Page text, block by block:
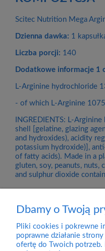
Scitec Nutrition Mega
Dzienna dawka: 1
Liczba porcji: 140
Dodatkowe informacje 1
L-Arginine hydrochloride
- of which L-Arginine
INGREDIENTS: L-
shell [gelatine, glazing
and hydroxides), acidity
potassium hydroxide)],
of fatty acids). Made in a
gluten, soy, peanuts, nuts,
and sulphur dioxide
Dbamy o Twoją
Pliki cookies i pokrewne
poprawne działanie
ofertę do Twoich potrzeb.